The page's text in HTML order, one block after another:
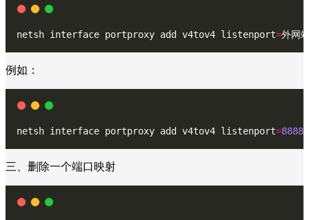
netsh interface portproxy add v4tov4 listenport=外网
例如：
netsh interface portproxy add v4tov4 listenport=8888
三、删除一个端口映射